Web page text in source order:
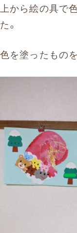
上から絵の具で
た。
色を塗ったもの